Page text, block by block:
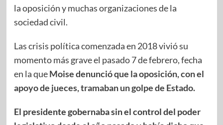
la oposición y muchas organizaciones de la
sociedad civil.
Las crisis política comenzada en 2018 vivió su
momento más grave el pasado 7 de febrero, fecha
en la queMoise denunció que la oposición, con el
apoyo de jueces, tramaban un golpe de Estado.
El presidente gobernaba sin el control del poder